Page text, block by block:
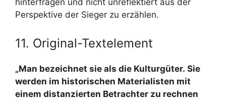
hinterfragen und nicht unreflektiert aus der
Perspektive der Sieger zu erzählen.
11. Original-Textelement
„Man bezeichnet sie als die Kulturgüter. Sie
werden im historischen Materialisten mit
einem distanzierten Betrachter zu rechnen